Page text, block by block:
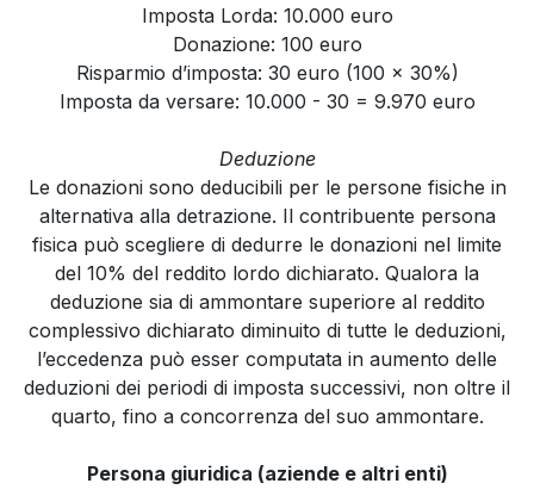
Imposta Lorda: 10.000 euro
Donazione: 100 euro
Risparmio d’imposta: 30 euro (100 x 30%)
Imposta da versare: 10.000 - 30 = 9.970 euro
Deduzione
Le donazioni sono deducibili per le persone fisiche in
alternativa alla detrazione. Il contribuente persona
fisica può scegliere di dedurre le donazioni nel limite
del 10% del reddito lordo dichiarato. Qualora la
deduzione sia di ammontare superiore al reddito
complessivo dichiarato diminuito di tutte le deduzioni,
l’eccedenza può esser computata in aumento delle
deduzioni dei periodi di imposta successivi, non oltre il
quarto, fino a concorrenza del suo ammontare.
Persona giuridica (aziende e altri enti)